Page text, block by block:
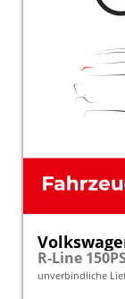
unverbindliche